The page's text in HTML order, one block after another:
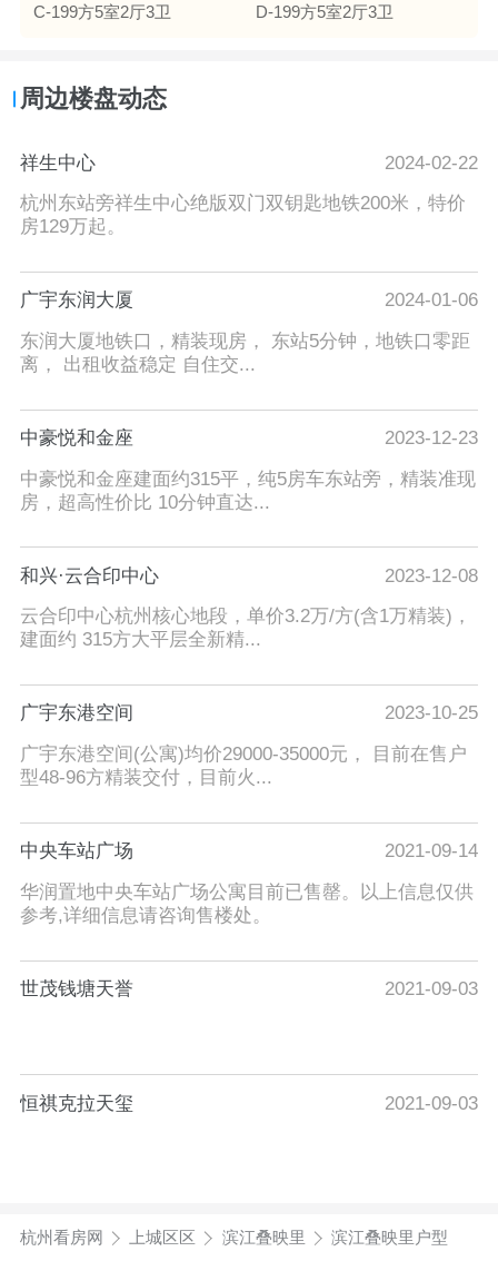
C-199方5室2厅3卫
D-199方5室2厅3卫
周边楼盘动态
祥生中心
2024-02-22
杭州东站旁祥生中心绝版双门双钥匙地铁200米，特价
房129万起。
广宇东润大厦
2024-01-06
东润大厦地铁口，精装现房， 东站5分钟，地铁口零距
离， 出租收益稳定 自住交...
中豪悦和金座
2023-12-23
中豪悦和金座建面约315平，纯5房车东站旁，精装准现
房，超高性价比 10分钟直达...
和兴·云合印中心
2023-12-08
云合印中心杭州核心地段，单价3.2万/方(含1万精装)，
建面约 315方大平层全新精...
广宇东港空间
2023-10-25
广宇东港空间(公寓)均价29000-35000元， 目前在售户
型48-96方精装交付，目前火...
中央车站广场
2021-09-14
华润置地中央车站广场公寓目前已售罄。以上信息仅供
参考,详细信息请咨询售楼处。
世茂钱塘天誉 2021-09-03
恒祺克拉天玺 2021-09-03
杭州看房网 上城区区 滨江叠映里 滨江叠映里户型